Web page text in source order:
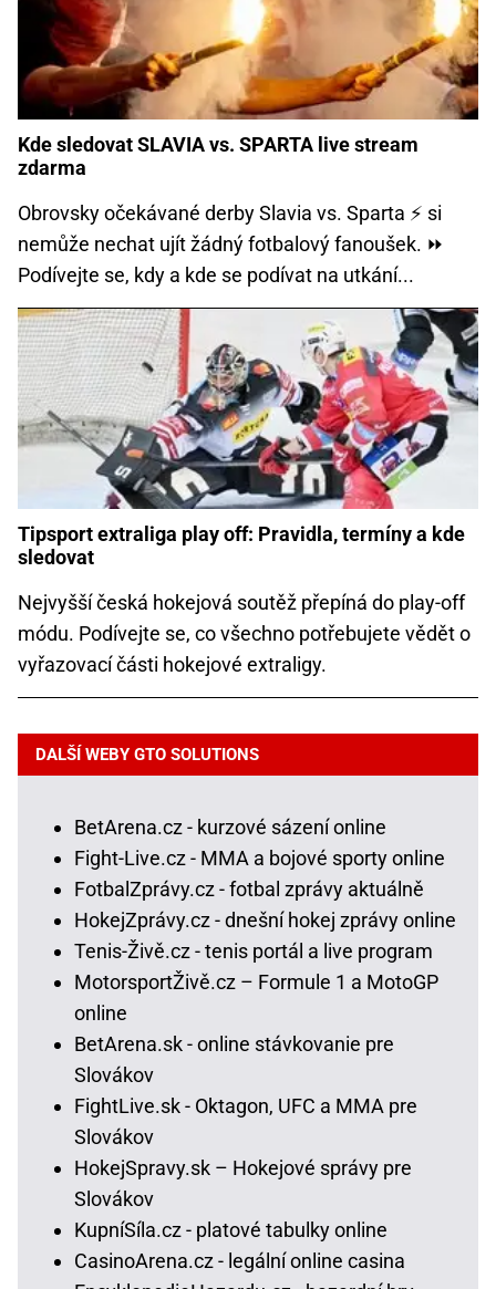
Kde sledovat SLAVIA vs. SPARTA live stream
zdarma
Obrovsky očekávané derby Slavia vs. Sparta ⚡ si
nemůže nechat ujít žádný fotbalový fanoušek. ⏩
Podívejte se, kdy a kde se podívat na utkání...
Tipsport extraliga play off: Pravidla, termíny a kde
sledovat
Nejvyšší česká hokejová soutěž přepíná do play-off
módu. Podívejte se, co všechno potřebujete vědět o
vyřazovací části hokejové extraligy.
DALŠÍ WEBY GTO SOLUTIONS
BetArena.cz - kurzové sázení online
Fight-Live.cz - MMA a bojové sporty online
FotbalZprávy.cz - fotbal zprávy aktuálně
HokejZprávy.cz - dnešní hokej zprávy online
Tenis-Živě.cz - tenis portál a live program
MotorsportŽivě.cz – Formule 1 a MotoGP
online
BetArena.sk - online stávkovanie pre
Slovákov
FightLive.sk - Oktagon, UFC a MMA pre
Slovákov
HokejSpravy.sk – Hokejové správy pre
Slovákov
KupníSíla.cz - platové tabulky online
CasinoArena.cz - legální online casina